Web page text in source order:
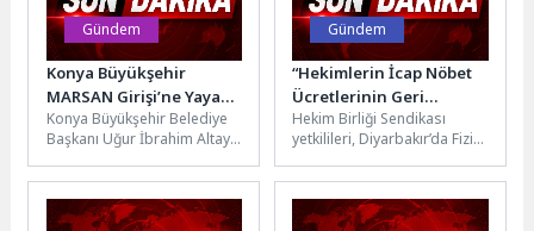
Gündem
Konya Büyükşehir
MARSAN Girişi’ne Yaya
Üst Geçidi Yapıyor
Konya Büyükşehir Belediye
Başkanı Uğur İbrahim Altay,
bulunan Marangozlar Sanayi
girişinde...
Gündem
“Hekimlerin İcap Nöbet
Ücretlerinin Geri
İstenmesi, Emeğe ve
Hukuka Açık Bir
Saygısızlıktır”
Hekim Birliği Sendikası
yetkilileri, Diyarbakır’da Fizik
uzmanı hekimlerimizin
geçmişe dönük “icap
nöbeti”...